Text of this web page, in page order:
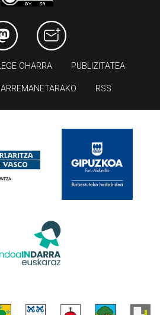
OHARRA PUBLIZITATEA
RSS